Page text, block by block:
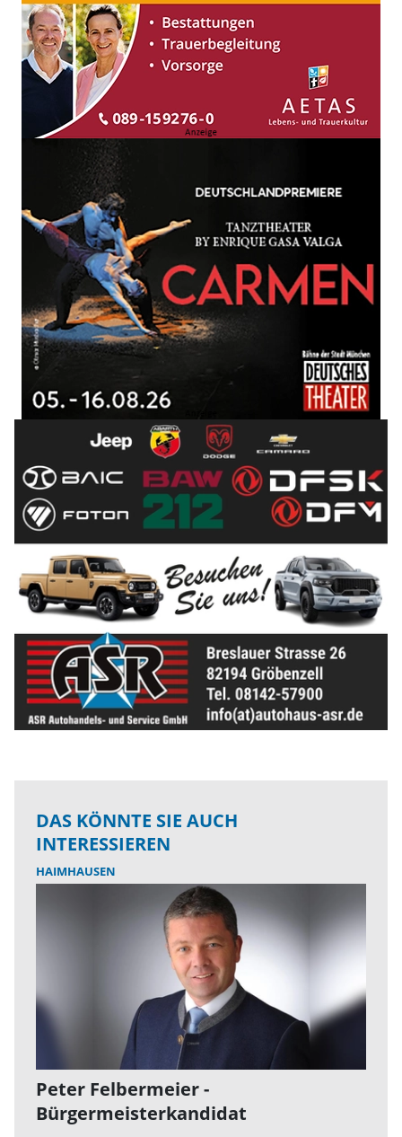
DAS KÖNNTE SIE AUCH
INTERESSIEREN
HAIMHAUSEN
Peter Felbermeier -
Bürgermeisterkandidat